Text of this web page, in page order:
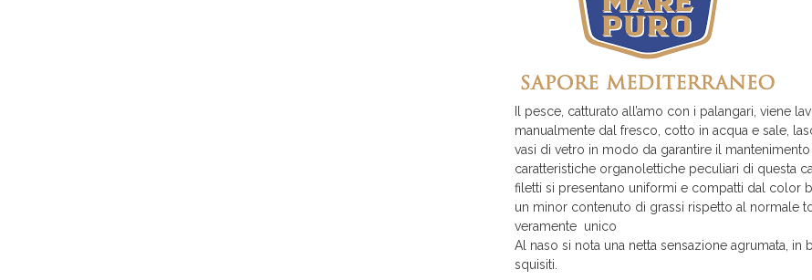
Il pesce, catturato all’amo con i palangari, viene
manualmente dal fresco, cotto in acqua e sale,
vasi di vetro in modo da garantire il
caratteristiche organolettiche peculiari di questa
filetti si presentano uniformi e compatti dal color
un minor contenuto di grassi rispetto al normale
veramente unico
Al naso si nota una netta sensazione agrumata, in
squisiti.